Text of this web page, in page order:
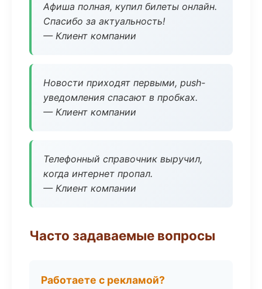
Афиша полная, купил билеты онлайн.
Спасибо за актуальность!
— Клиент компании
Новости приходят первыми, push-
уведомления спасают в пробках.
— Клиент компании
Телефонный справочник выручил,
когда интернет пропал.
— Клиент компании
Часто задаваемые вопросы
Работаете с рекламой?